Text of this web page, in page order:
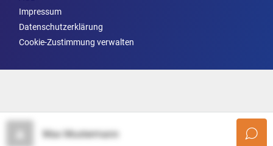
Impressum
Datenschutzerklärung
Cookie-Zustimmung verwalten
Max Mustermann